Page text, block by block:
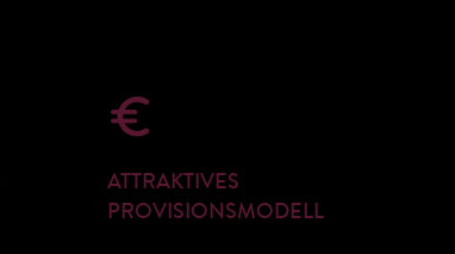
ATTRAKTIVES
PROVISIONSMODELL